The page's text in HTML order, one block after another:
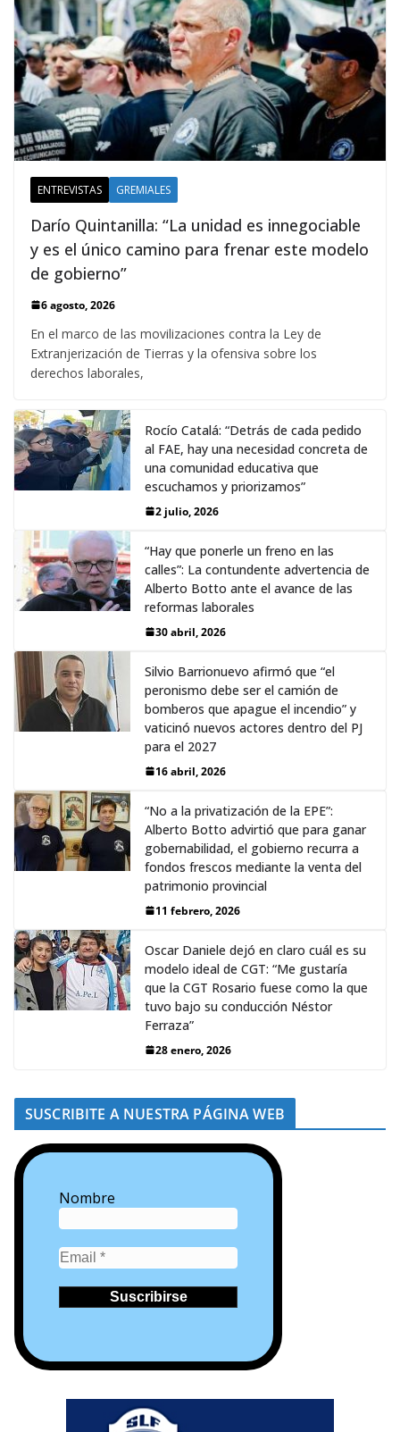
ENTREVISTAS GREMIALES
Darío Quintanilla: “La unidad es innegociable
y es el único camino para frenar este modelo
de gobierno”
6 agosto, 2026
En el marco de las movilizaciones contra la Ley de
Extranjerización de Tierras y la ofensiva sobre los
derechos laborales,
Rocío Catalá: “Detrás de cada pedido
al FAE, hay una necesidad concreta de
una comunidad educativa que
escuchamos y priorizamos”
2 julio, 2026
“Hay que ponerle un freno en las
calles”: La contundente advertencia de
Alberto Botto ante el avance de las
reformas laborales
30 abril, 2026
Silvio Barrionuevo afirmó que “el
peronismo debe ser el camión de
bomberos que apague el incendio” y
vaticinó nuevos actores dentro del PJ
para el 2027
16 abril, 2026
“No a la privatización de la EPE”:
Alberto Botto advirtió que para ganar
gobernabilidad, el gobierno recurra a
fondos frescos mediante la venta del
patrimonio provincial
11 febrero, 2026
Oscar Daniele dejó en claro cuál es su
modelo ideal de CGT: “Me gustaría
que la CGT Rosario fuese como la que
tuvo bajo su conducción Néstor
Ferraza”
28 enero, 2026
SUSCRIBITE A NUESTRA PÁGINA WEB
Nombre